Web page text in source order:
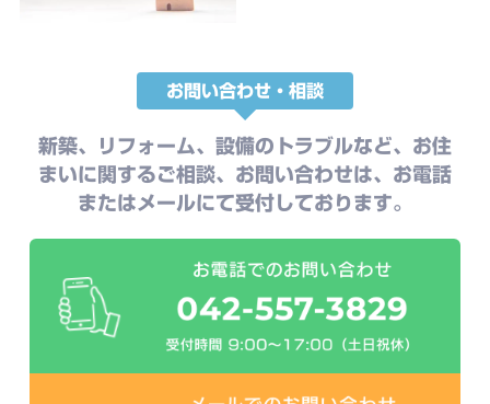
お問い合わせ・相談
新築、リフォーム、設備のトラブルなど、お住
まいに関するご相談、お問い合わせは、お電話
またはメールにて受付しております。